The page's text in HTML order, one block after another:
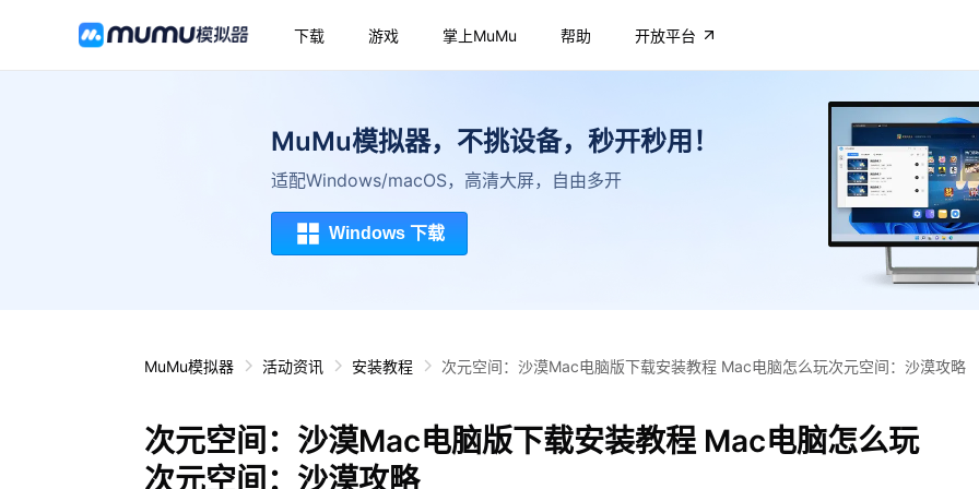
下载 游戏 掌上MuMu 帮助 开放平台
MuMu模拟器，不挑设备，秒开秒用！
适配Windows/macOS，高清大屏，自由多开
Windows 下载
MuMu模拟器 活动资讯 安装教程 次元空间：沙漠Mac电脑版下载安装教程 Mac电脑怎么玩次元空间：沙漠攻略
次元空间：沙漠Mac电脑版下载安装教程 Mac电脑怎么玩
次元空间：沙漠攻略